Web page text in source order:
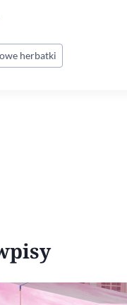
herbatki